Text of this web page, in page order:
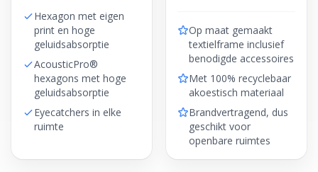
Hexagon met eigen
print en hoge
geluidsabsorptie
AcousticPro®
hexagons met hoge
geluidsabsorptie
Eyecatchers in elke
ruimte
Op maat gemaakt
textielframe inclusief
benodigde accessoires
Met 100% recyclebaar
akoestisch materiaal
Brandvertragend, dus
geschikt voor
openbare ruimtes